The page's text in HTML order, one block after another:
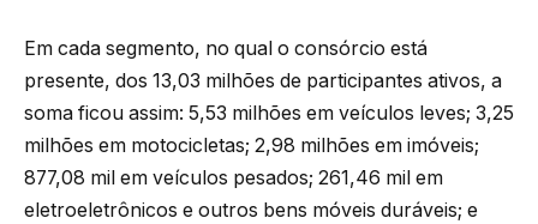
Em cada segmento, no qual o consórcio está
presente, dos 13,03 milhões de participantes ativos, a
soma ficou assim: 5,53 milhões em veículos leves; 3,25
milhões em motocicletas; 2,98 milhões em imóveis;
877,08 mil em veículos pesados; 261,46 mil em
eletroeletrônicos e outros bens móveis duráveis; e